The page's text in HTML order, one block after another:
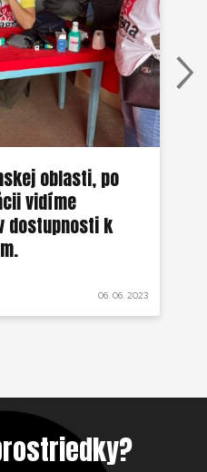
oblasti, po
vidíme
dostupnosti k
06. 06. 2023